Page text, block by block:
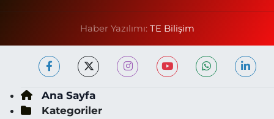
Haber Yazılımı: TE Bilişim
Ana Sayfa
Kategoriler